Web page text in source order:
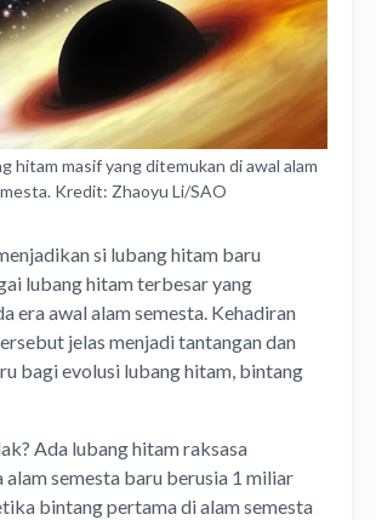
hitam masif yang ditemukan di awal alam
Kredit: Zhaoyu Li/SAO
si lubang hitam baru
lubang hitam terbesar yang
era awal alam semesta. Kehadiran
jelas menjadi tantangan dan
bagi evolusi lubang hitam, bintang
Ada lubang hitam raksasa
semesta baru berusia 1 miliar
bintang pertama di alam semesta